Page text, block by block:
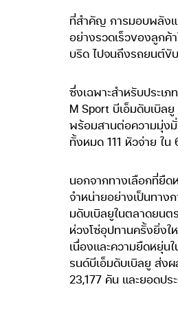
ที่สำคัญ การมอบพลังแ
อย่างรวดเร็วของลูกค้
บริด ไปจนถึงรถยนต์ขั
ซึ่งเฉพาะสำหรับประเ
M Sport บีเอ็มดับเบิล
พร้อมสานต่อความมุ่งมั่
ทั้งหมด 111 หัวจ่าย ใน
นอกจากทางเลือกที่ยื
จำหน่ายอย่างเป็นทาง
มดับเบิลยูในตลาดยนต
ห่วงโซ่อุปทานครั้งยิ่งใ
เนื่องและความยืดหยุ่น
รนด์บีเอ็มดับเบิลยู ส่ง
23,177 คัน และยอดป